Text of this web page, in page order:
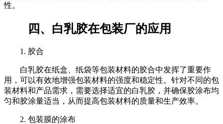
性。
四、白乳胶在包装厂的应用
1. 胶合
白乳胶在纸盒、纸袋等包装材料的胶合中发挥了重要作
用，可以有效地增强包装材料的强度和稳定性。针对不同的包
装材料和产品需求，需要选择适宜的白乳胶，并确保胶涂布均
匀和胶涂量适当，从而提高包装材料的质量和生产效率。
2. 包装膜的涂布